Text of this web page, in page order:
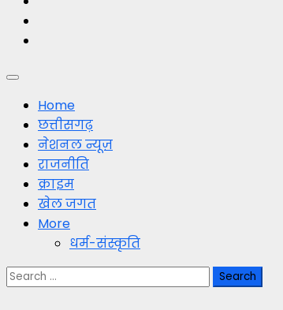
Primary
MenuHome
छत्तीसगढ़
नेशनल न्यूज़
राजनीति
क्राइम
खेल जगत
More
धर्म-संस्कृति
Search